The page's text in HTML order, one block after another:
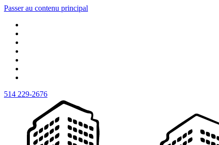
Passer au contenu principal
514 229-2676